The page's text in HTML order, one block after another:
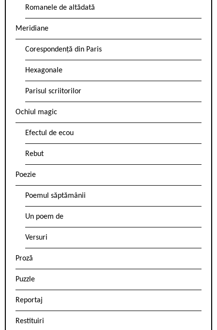
Romanele de altădată
Meridiane
Corespondență din Paris
Hexagonale
Parisul scriitorilor
Ochiul magic
Efectul de ecou
Rebut
Poezie
Poemul săptămânii
Un poem de
Versuri
Proză
Puzzle
Reportaj
Restituiri